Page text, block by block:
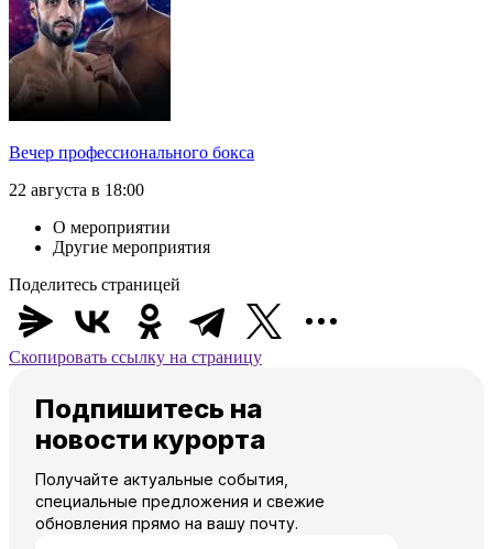
Вечер профессионального бокса
22 августа в 18:00
О мероприятии
Другие мероприятия
Поделитесь страницей
Скопировать ссылку на страницу
Подпишитесь на
новости курорта
Получайте актуальные события,
специальные предложения и свежие
обновления прямо на вашу почту.